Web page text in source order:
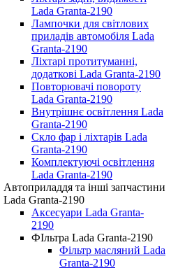
Lada Granta-2190
Лампочки для світлових
приладів автомобіля Lada
Granta-2190
Ліхтарі протитуманні,
додаткові Lada Granta-2190
Повторювачі повороту
Lada Granta-2190
Внутрішнє освітлення Lada
Granta-2190
Скло фар і ліхтарів Lada
Granta-2190
Комплектуючі освітлення
Lada Granta-2190
Автоприладдя та інші запчастини
Lada Granta-2190
Аксесуари Lada Granta-
2190
ФІльтра Lada Granta-2190
Фільтр масляний Lada
Granta-2190